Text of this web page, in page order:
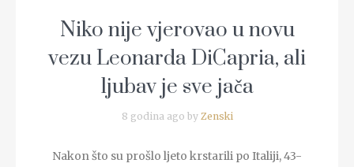
Niko nije vjerovao u novu
vezu Leonarda DiCapria, ali
ljubav je sve jača
8 godina ago by Zenski
Nakon što su prošlo ljeto krstarili po Italiji, 43-